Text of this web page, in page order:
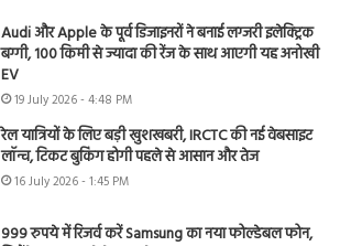
Audi और Apple के पूर्व डिजाइनरों ने बनाई लग्जरी इलेक्ट्रिक
बग्गी, 100 किमी से ज्यादा की रेंज के साथ आएगी यह अनोखी
EV
19 July 2026 - 4:48 PM
रेल यात्रियों के लिए बड़ी खुशखबरी, IRCTC की नई वेबसाइट
लॉन्च, टिकट बुकिंग होगी पहले से आसान और तेज
16 July 2026 - 1:45 PM
999 रुपये में रिजर्व करें Samsung का नया फोल्डेबल फोन,